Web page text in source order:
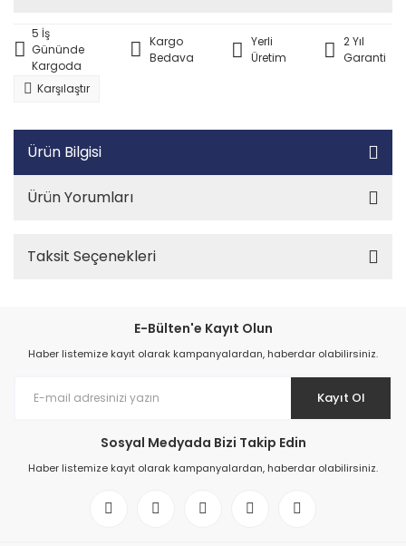
5 İş
Gününde
Kargoda
Kargo
Bedava
Yerli
Üretim
2 Yıl
Garanti
Karşılaştır
Ürün Bilgisi
Ürün Yorumları
Taksit Seçenekleri
E-Bülten'e Kayıt Olun
Haber listemize kayıt olarak kampanyalardan, haberdar olabilirsiniz.
Kayıt Ol
Sosyal Medyada Bizi Takip Edin
Haber listemize kayıt olarak kampanyalardan, haberdar olabilirsiniz.